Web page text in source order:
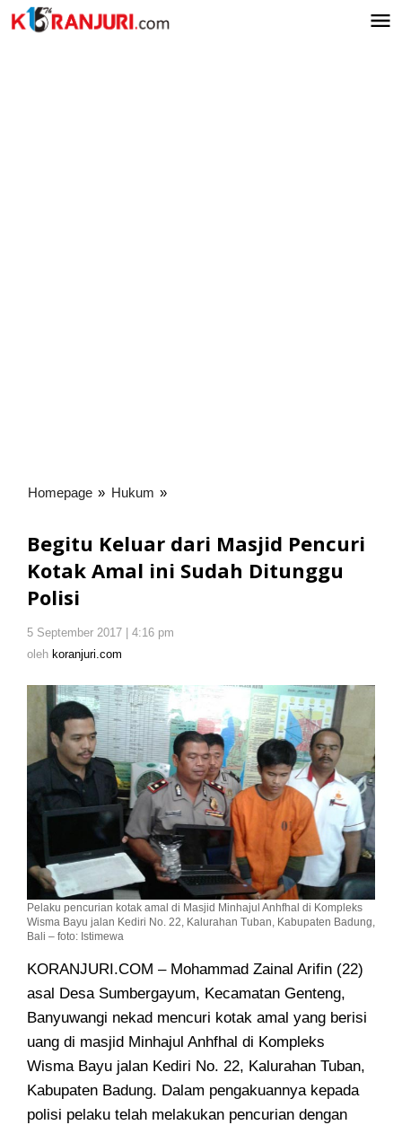
Lewati
ke
Homepage » Hukum »
Masjid
Pencuri
ini
Polisi
Begitu Keluar dari Masjid Pencuri
Kotak Amal ini Sudah Ditunggu
Polisi
5 September 2017 | 4:16 pm
oleh koranjuri.com
Pelaku pencurian kotak amal di Masjid Minhajul Anhfhal di Kompleks
Wisma Bayu jalan Kediri No. 22, Kalurahan Tuban, Kabupaten Badung,
Bali – foto: Istimewa
KORANJURI.COM – Mohammad Zainal Arifin (22)
asal Desa Sumbergayum, Kecamatan Genteng,
Banyuwangi nekad mencuri kotak amal yang berisi
uang di masjid Minhajul Anhfhal di Kompleks
Wisma Bayu jalan Kediri No. 22, Kalurahan Tuban,
Kabupaten Badung. Dalam pengakuannya kepada
polisi pelaku telah melakukan pencurian dengan